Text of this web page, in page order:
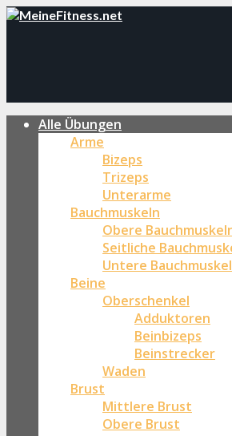
Alle Übungen
Arme
Bizeps
Trizeps
Unterarme
Bauchmuskeln
Obere
Seitliche
Untere
Beine
Oberschenkel
Adduktoren
Beinbizeps
Beinstrecker
Waden
Brust
Mittlere Brust
Obere Brust